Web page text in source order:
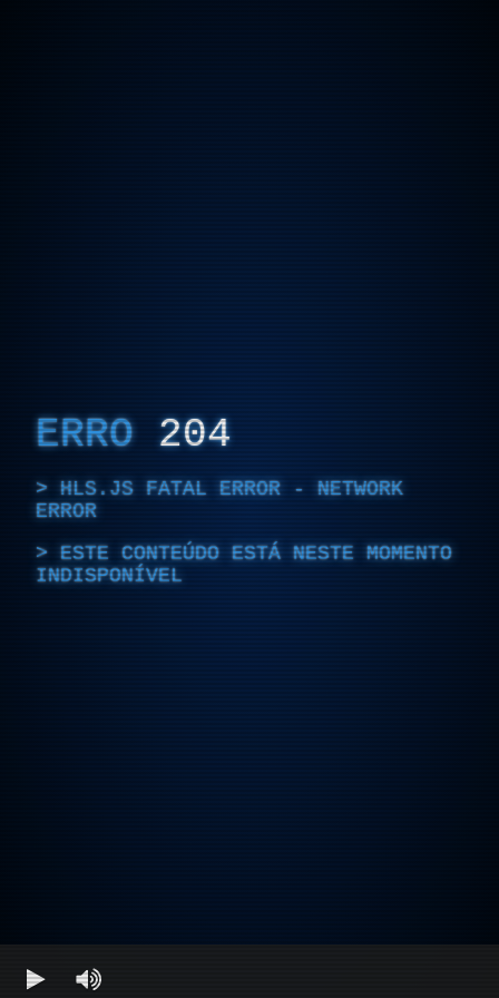
ERRO 204
HLS.JS FATAL ERROR - NETWORK
ERROR
ESTE CONTEÚDO ESTÁ NESTE MOMENTO
INDISPONÍVEL